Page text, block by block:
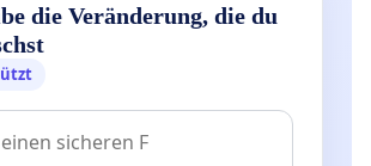
oder
strikt verboten. Hier wird auf die
– Aktivitäten aus Mannheim
zur Bestandsregulierung von
die Veränderung, die du